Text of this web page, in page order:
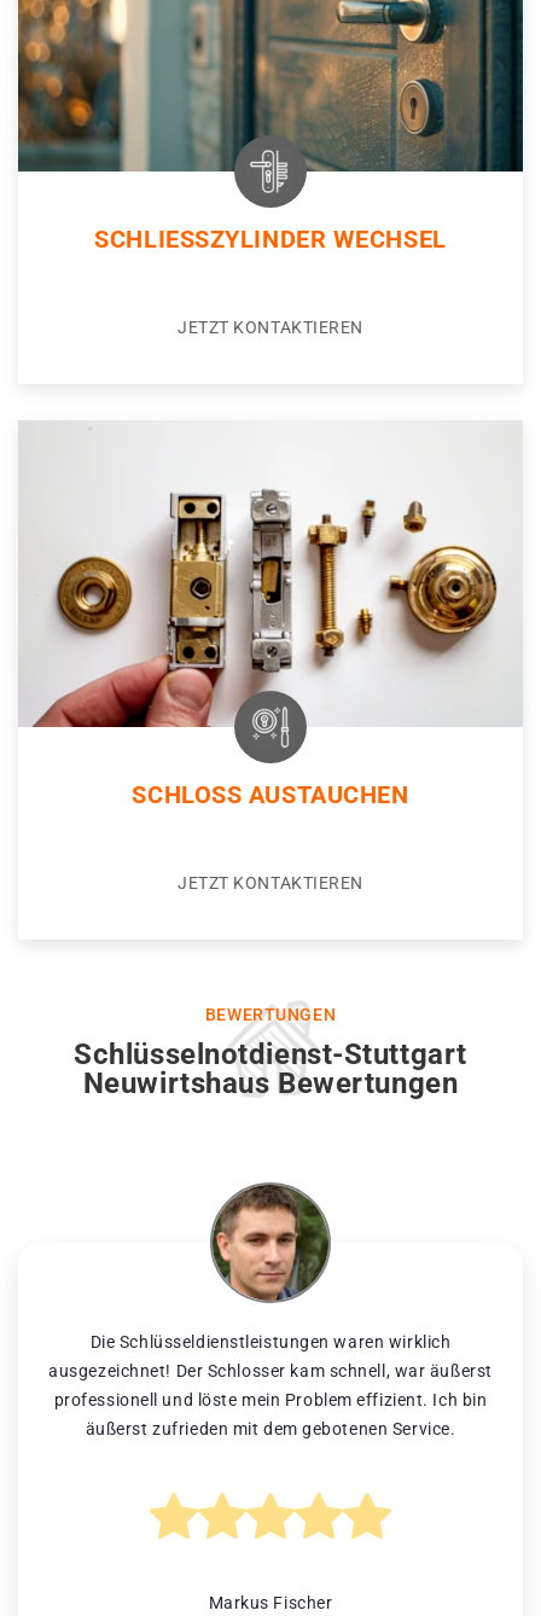
SCHLIESSZYLINDER WECHSEL
JETZT KONTAKTIEREN
SCHLOSS AUSTAUCHEN
JETZT KONTAKTIEREN
BEWERTUNGEN
Schlüsselnotdienst-Stuttgart
Neuwirtshaus Bewertungen
Die Schlüsseldienstleistungen waren wirklich
ausgezeichnet! Der Schlosser kam schnell, war äußerst
professionell und löste mein Problem effizient. Ich bin
äußerst zufrieden mit dem gebotenen Service.
Markus Fischer